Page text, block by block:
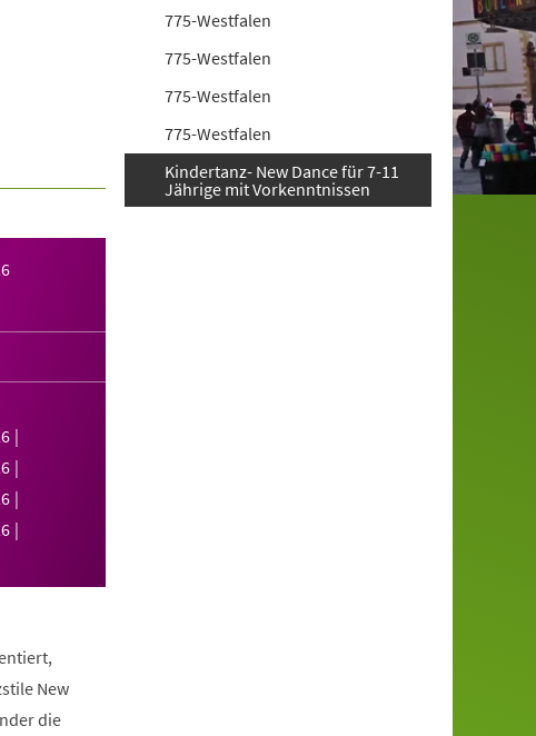
New
die
775-Westfalen
775-Westfalen
775-Westfalen
775-Westfalen
Kindertanz- New Dance für 7-11
Jährige mit Vorkenntnissen